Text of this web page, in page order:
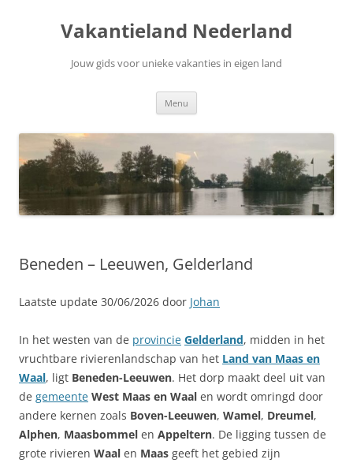
Vakantieland Nederland
Jouw gids voor unieke vakanties in eigen land
Menu
Beneden – Leeuwen, Gelderland
Laatste update 30/06/2026 door Johan
In het westen van de provincie Gelderland, midden in het
vruchtbare rivierenlandschap van het Land van Maas en
Waal, ligt Beneden-Leeuwen. Het dorp maakt deel uit van
de gemeente West Maas en Waal en wordt omringd door
andere kernen zoals Boven-Leeuwen, Wamel, Dreumel,
Alphen, Maasbommel en Appeltern. De ligging tussen de
grote rivieren Waal en Maas geeft het gebied zijn